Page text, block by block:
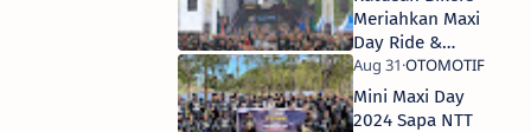
Sulsel
Meriahkan Maxi
Day Ride &
Camp 2024 di
Batu Malang
Mini Maxi Day
2024 Sapa NTT